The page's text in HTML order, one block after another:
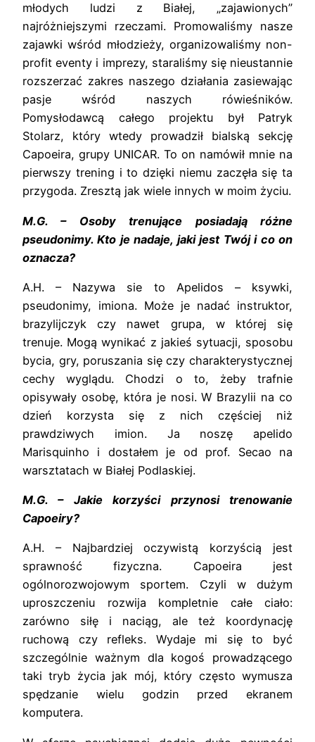
młodych ludzi z Białej, „zajawionych”
najróżniejszymi rzeczami. Promowaliśmy nasze
zajawki wśród młodzieży, organizowaliśmy non-
profit eventy i imprezy, staraliśmy się nieustannie
rozszerzać zakres naszego działania zasiewając
pasje wśród naszych rówieśników.
Pomysłodawcą całego projektu był Patryk
Stolarz, który wtedy prowadził bialską sekcję
Capoeira, grupy UNICAR. To on namówił mnie na
pierwszy trening i to dzięki niemu zaczęła się ta
przygoda. Zresztą jak wiele innych w moim życiu.
M.G. – Osoby trenujące posiadają różne
pseudonimy. Kto je nadaje, jaki jest Twój i co on
oznacza?
A.H. – Nazywa sie to Apelidos – ksywki,
pseudonimy, imiona. Może je nadać instruktor,
brazylijczyk czy nawet grupa, w której się
trenuje. Mogą wynikać z jakieś sytuacji, sposobu
bycia, gry, poruszania się czy charakterystycznej
cechy wyglądu. Chodzi o to, żeby trafnie
opisywały osobę, która je nosi. W Brazylii na co
dzień korzysta się z nich częściej niż
prawdziwych imion. Ja noszę apelido
Marisquinho i dostałem je od prof. Secao na
warsztatach w Białej Podlaskiej.
M.G. – Jakie korzyści przynosi trenowanie
Capoeiry?
A.H. – Najbardziej oczywistą korzyścią jest
sprawność fizyczna. Capoeira jest
ogólnorozwojowym sportem. Czyli w dużym
uproszczeniu rozwija kompletnie całe ciało:
zarówno siłę i naciąg, ale też koordynację
ruchową czy refleks. Wydaje mi się to być
szczególnie ważnym dla kogoś prowadzącego
taki tryb życia jak mój, który często wymusza
spędzanie wielu godzin przed ekranem
komputera.